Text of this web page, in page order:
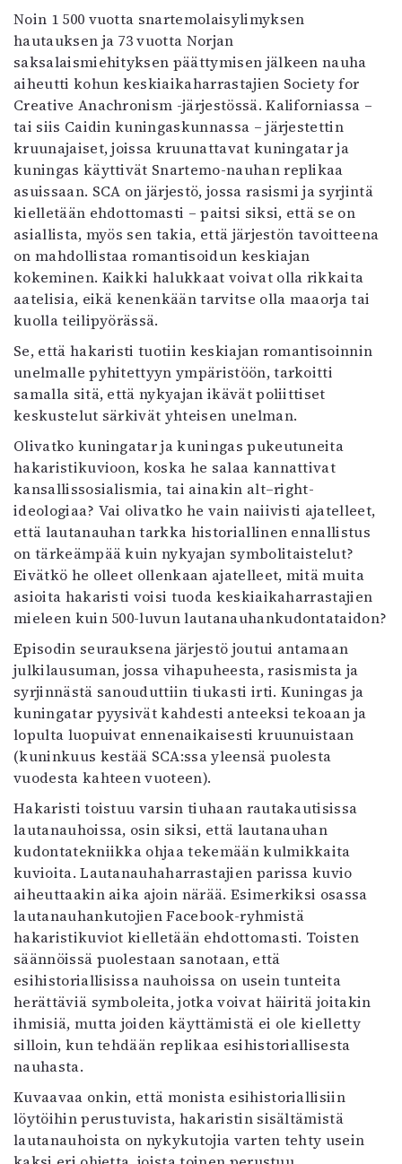
Noin 1 500 vuotta snartemolaisylimyksen
hautauksen ja 73 vuotta Norjan
saksalaismiehityksen päättymisen jälkeen nauha
aiheutti kohun keskiaikaharrastajien Society for
Creative Anachronism -järjestössä. Kaliforniassa –
tai siis Caidin kuningaskunnassa – järjestettin
kruunajaiset, joissa kruunattavat kuningatar ja
kuningas käyttivät Snartemo-nauhan replikaa
asuissaan. SCA on järjestö, jossa rasismi ja syrjintä
kielletään ehdottomasti – paitsi siksi, että se on
asiallista, myös sen takia, että järjestön tavoitteena
on mahdollistaa romantisoidun keskiajan
kokeminen. Kaikki halukkaat voivat olla rikkaita
aatelisia, eikä kenenkään tarvitse olla maaorja tai
kuolla teilipyörässä.
Se, että hakaristi tuotiin keskiajan romantisoinnin
unelmalle pyhitettyyn ympäristöön, tarkoitti
samalla sitä, että nykyajan ikävät poliittiset
keskustelut särkivät yhteisen unelman.
Olivatko kuningatar ja kuningas pukeutuneita
hakaristikuvioon, koska he salaa kannattivat
kansallissosialismia, tai ainakin alt–right-
ideologiaa? Vai olivatko he vain naiivisti ajatelleet,
että lautanauhan tarkka historiallinen ennallistus
on tärkeämpää kuin nykyajan symbolitaistelut?
Eivätkö he olleet ollenkaan ajatelleet, mitä muita
asioita hakaristi voisi tuoda keskiaikaharrastajien
mieleen kuin 500-luvun lautanauhankudontataidon?
Episodin seurauksena järjestö joutui antamaan
julkilausuman, jossa vihapuheesta, rasismista ja
syrjinnästä sanouduttiin tiukasti irti. Kuningas ja
kuningatar pyysivät kahdesti anteeksi tekoaan ja
lopulta luopuivat ennenaikaisesti kruunuistaan
(kuninkuus kestää SCA:ssa yleensä puolesta
vuodesta kahteen vuoteen).
Hakaristi toistuu varsin tiuhaan rautakautisissa
lautanauhoissa, osin siksi, että lautanauhan
kudontatekniikka ohjaa tekemään kulmikkaita
kuvioita. Lautanauhaharrastajien parissa kuvio
aiheuttaakin aika ajoin närää. Esimerkiksi osassa
lautanauhankutojien Facebook-ryhmistä
hakaristikuviot kielletään ehdottomasti. Toisten
säännöissä puolestaan sanotaan, että
esihistoriallisissa nauhoissa on usein tunteita
herättäviä symboleita, jotka voivat häiritä joitakin
ihmisiä, mutta joiden käyttämistä ei ole kielletty
silloin, kun tehdään replikaa esihistoriallisesta
nauhasta.
Kuvaavaa onkin, että monista esihistoriallisiin
löytöihin perustuvista, hakaristin sisältämistä
lautanauhoista on nykykutojia varten tehty usein